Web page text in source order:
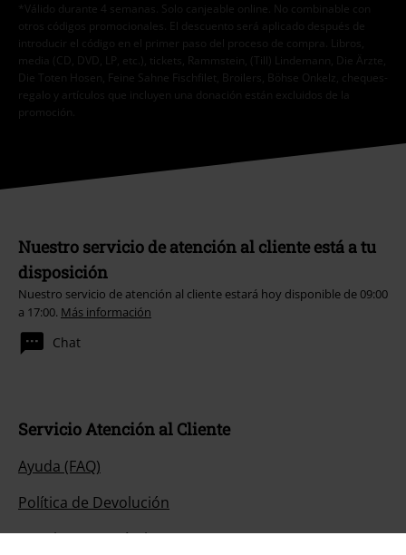
*Válido durante 4 semanas. Solo canjeable online. No combinable con
otros códigos promocionales. El descuento será aplicado después de
introducir el código en el primer paso del proceso de compra. Libros,
media (CD, DVD, LP, etc.), tickets, Rammstein, (Till) Lindemann, Die Ärzte,
Die Toten Hosen, Feine Sahne Fischfilet, Broilers, Böhse Onkelz, cheques-
regalo y artículos que incluyen una donación están excluidos de la
promoción.
Nuestro servicio de atención al cliente está a tu
disposición
Nuestro servicio de atención al cliente estará hoy disponible de 09:00
a 17:00. Más información
Chat
Servicio Atención al Cliente
Ayuda (FAQ)
Política de Devolución
Devolver un artículo